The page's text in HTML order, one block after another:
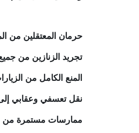
حرمان المعتقلين من
تجريد الزنازين من
المنع الكامل من
نقل تعسفي وعقابي إلى
ممارسات مستمرة من